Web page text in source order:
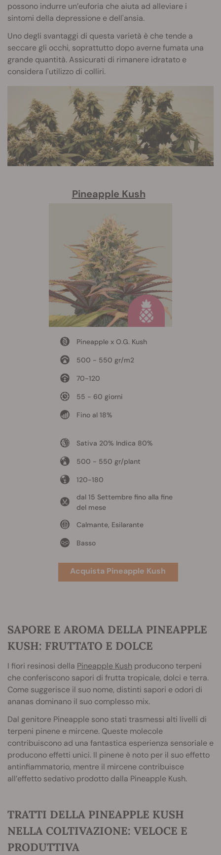
possono indurre un’euforia che aiuta ad alleviare i
sintomi della depressione e dell'ansia.
Uno degli svantaggi di questa varietà è che tende a
seccare gli occhi, soprattutto dopo averne fumata una
grande quantità. Assicurati di rimanere idratato e
considera l'utilizzo di colliri.
Pineapple Kush
Pineapple x O.G. Kush
500 - 550 gr/m2
70-120
55 - 60 giorni
Fino al 18%
Sativa 20% Indica 80%
500 - 550 gr/plant
120-180
dal 15 Settembre fino alla fine
del mese
Calmante, Esilarante
Basso
Acquista Pineapple Kush
SAPORE E AROMA DELLA PINEAPPLE
KUSH: FRUTTATO E DOLCE
I fiori resinosi della Pineapple Kush producono terpeni
che conferiscono sapori di frutta tropicale, dolci e terra.
Come suggerisce il suo nome, distinti sapori e odori di
ananas dominano il suo complesso mix.
Dal genitore Pineapple sono stati trasmessi alti livelli di
terpeni pinene e mircene. Queste molecole
contribuiscono ad una fantastica esperienza sensoriale e
producono effetti unici. Il pinene è noto per il suo effetto
antinfiammatorio, mentre il mircene contribuisce
all’effetto sedativo prodotto dalla Pineapple Kush.
TRATTI DELLA PINEAPPLE KUSH
NELLA COLTIVAZIONE: VELOCE E
PRODUTTIVA